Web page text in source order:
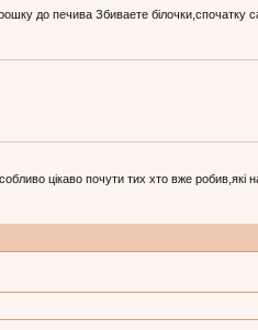
до печива Збиваете білочки,спочатку
цікаво почути тих хто вже робив,які